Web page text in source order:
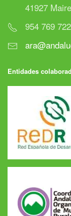
41927
954 769
Entidades